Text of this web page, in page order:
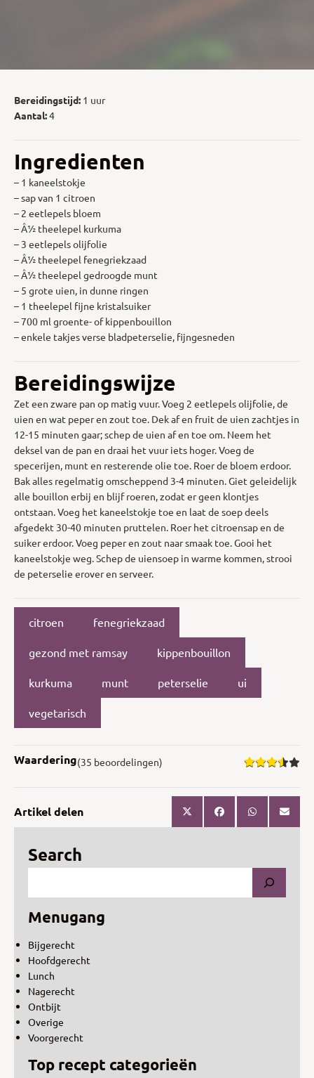
Bereidingstijd: 1 uur
Aantal:4
Ingredienten
– 1 kaneelstokje
– sap van 1 citroen
– 2 eetlepels bloem
– Â½ theelepel kurkuma
– 3 eetlepels olijfolie
– Â½ theelepel fenegriekzaad
– Â½ theelepel gedroogde munt
– 5 grote uien, in dunne ringen
– 1 theelepel fijne kristalsuiker
– 700 ml groente- of kippenbouillon
– enkele takjes verse bladpeterselie, fijngesneden
Bereidingswijze
Zet een zware pan op matig vuur. Voeg 2 eetlepels olijfolie, de
uien en wat peper en zout toe. Dek af en fruit de uien zachtjes in
12-15 minuten gaar; schep de uien af en toe om. Neem het
deksel van de pan en draai het vuur iets hoger. Voeg de
specerijen, munt en resterende olie toe. Roer de bloem erdoor.
Bak alles regelmatig omscheppend 3-4 minuten. Giet geleidelijk
alle bouillon erbij en blijf roeren, zodat er geen klontjes
ontstaan. Voeg het kaneelstokje toe en laat de soep deels
afgedekt 30-40 minuten pruttelen. Roer het citroensap en de
suiker erdoor. Voeg peper en zout naar smaak toe. Gooi het
kaneelstokje weg. Schep de uiensoep in warme kommen, strooi
de peterselie erover en serveer.
citroen fenegriekzaad
gezond met ramsay kippenbouillon
kurkuma munt peterselie ui
vegetarisch
Waardering(35 beoordelingen)
Artikel delen
Search
Menugang
Bijgerecht
Hoofdgerecht
Lunch
Nagerecht
Ontbijt
Overige
Voorgerecht
Top recept categorieën